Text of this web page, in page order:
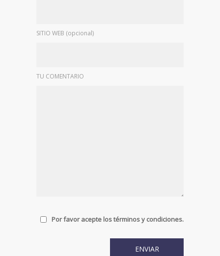
SITIO WEB (opcional)
TU COMENTARIO
Por favor acepte los términos y condiciones.